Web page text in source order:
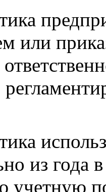
или
из года
учетную